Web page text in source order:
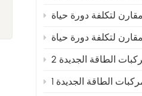
في ظل اتجاه الامتثال لمواد مركبات الطاقة الجديدة 2
المعدلة في ظل اتجاه الامتثال لمواد مركبات الطاقة الجديدة 1